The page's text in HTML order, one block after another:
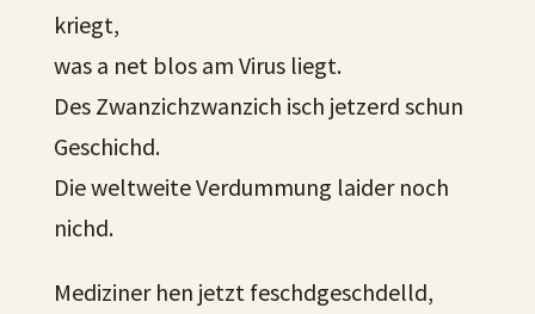
kriegt,
was a net blos am Virus liegt.
Des Zwanzichzwanzich isch jetzerd schun
Geschichd.
Die weltweite Verdummung laider noch
nichd.
Mediziner hen jetzt feschdgeschdelld,